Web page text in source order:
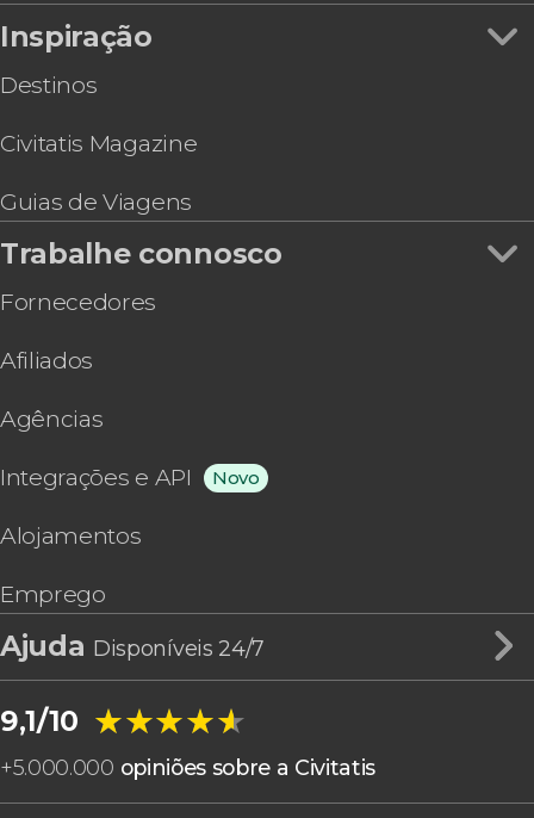
Inspiração
Destinos
Civitatis Magazine
Guias de Viagens
Trabalhe connosco
Fornecedores
Afiliados
Agências
Integrações e API Novo
Alojamentos
Emprego
Ajuda Disponíveis 24/7
9,1/10 ★★★★★
★★★★★
+5.000.000 opiniões sobre a Civitatis